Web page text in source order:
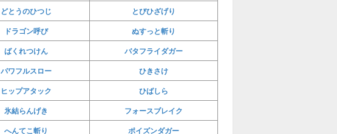
どとうのひつじ
とびひざげり
ドラゴン呼び
ぬすっと斬り
ばくれつけん
バタフライダガー
パワフルスロー
ひきさけ
ヒップアタック
ひばしら
氷結らんげき
フォースブレイク
へんてこ斬り
ポイズンダガー